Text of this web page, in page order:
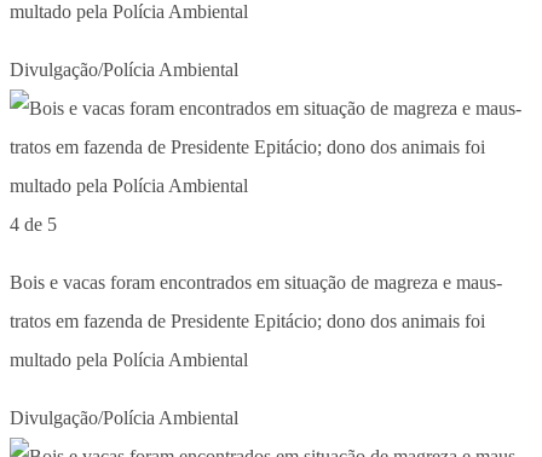
multado pela Polícia Ambiental
Divulgação/Polícia Ambiental
4 de 5
Bois e vacas foram encontrados em situação de magreza e maus-
tratos em fazenda de Presidente Epitácio; dono dos animais foi
multado pela Polícia Ambiental
Divulgação/Polícia Ambiental